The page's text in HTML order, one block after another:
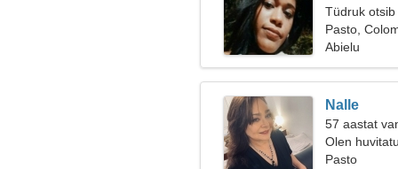
Tüdruk
Pasto,
Abielu
Nalle
57 aastat
Olen
Pasto